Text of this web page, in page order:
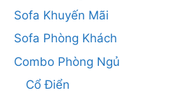
Sofa Khuyến Mãi
Sofa Phòng Khách
Combo Phòng Ngủ
Cổ Điển